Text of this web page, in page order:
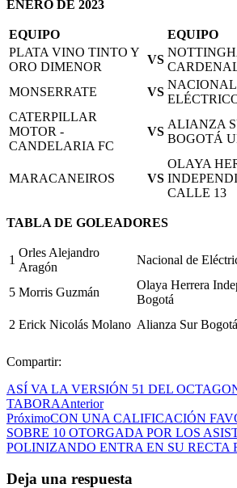
ENERO DE 2023
EQUIPO EQUIPO
PLATA VINO TINTO Y
ORO DIMENOR
VS
MONSERRATE
VS
CATERPILLAR
MOTOR -
CANDELARIA FC
VS
ALIANZA
BOGOTÁ
MARACANEIROS VS
OLAYA
CALLE 13
TABLA DE GOLEADORES
1
Orles Alejandro
Aragón
Nacional de
5 Morris Guzmán
Olaya Herrera
Bogotá
2 Erick Nicolás Molano Alianza Sur
Compartir:
ASÍ VA LA VERSIÓN 51 DEL
TABORAAnterior
PróximoCON UNA CALIFICACIÓN
SOBRE 10 OTORGADA POR LOS
POLINIZANDO ENTRA EN SU RECTA
Deja una respuesta